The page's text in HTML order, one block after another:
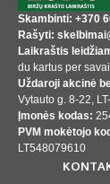
Skambinti: +370
Rašyti:
Laikraštis
du kartus per
Uždaroji akcinė
Vytauto g. 8-22,
Įmonės kodas:
PVM mokėtojo
LT548079610